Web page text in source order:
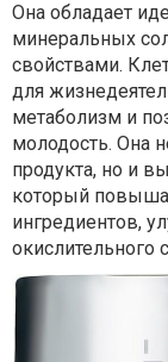
Она обладает
минеральных
свойствами.
для
метаболизм и
молодость. Она
продукта, но и
который
ингредиентов,
окислительного